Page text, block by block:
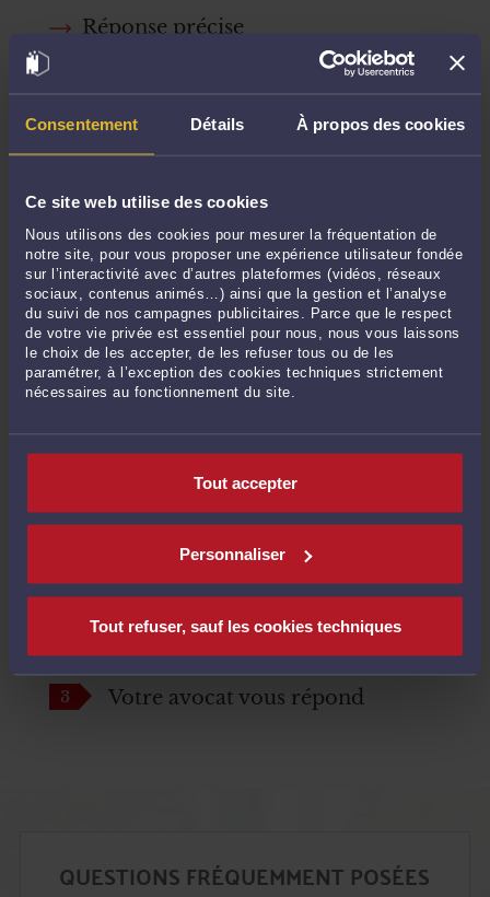
Consentement Détails À propos des cookies
Ce site web utilise des cookies
Nous utilisons des cookies pour mesurer la fréquentation de
notre site, pour vous proposer une expérience utilisateur fondée
sur l’interactivité avec d’autres plateformes (vidéos, réseaux
sociaux, contenus animés…) ainsi que la gestion et l’analyse
du suivi de nos campagnes publicitaires. Parce que le respect
de votre vie privée est essentiel pour nous, nous vous laissons
le choix de les accepter, de les refuser tous ou de les
paramétrer, à l’exception des cookies techniques strictement
nécessaires au fonctionnement du site.
Tout accepter
Personnaliser
Tout refuser, sauf les cookies techniques
Réponse précise
Echange confidentiel
Ce service de consultation juridique écrite
juridiquement. Assuré par des
français, il fournit aux particuliers et chefs
d'entreprise des réponses précises et des
conseils juridiques en ligne, via deux formules
: si votre interrogation est précise et succincte
(moins de 1.000 caractères), la question simple
répondra à votre question de droit, en vous
permettant de vous sécuriser juridiquement ;
sinon, mais également, si vous souhaitez
jointe, la consultation juridique est adaptée.
Comment ça marche ?
Choisissez votre avocat
Posez votre question
3 Votre avocat vous répond
QUESTIONS FRÉQUEMMENT POSÉES